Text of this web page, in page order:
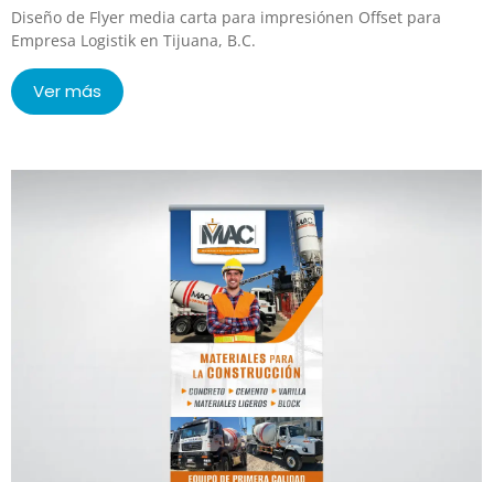
Diseño de Flyer media carta para impresiónen Offset para
Empresa Logistik en Tijuana, B.C.
Ver más